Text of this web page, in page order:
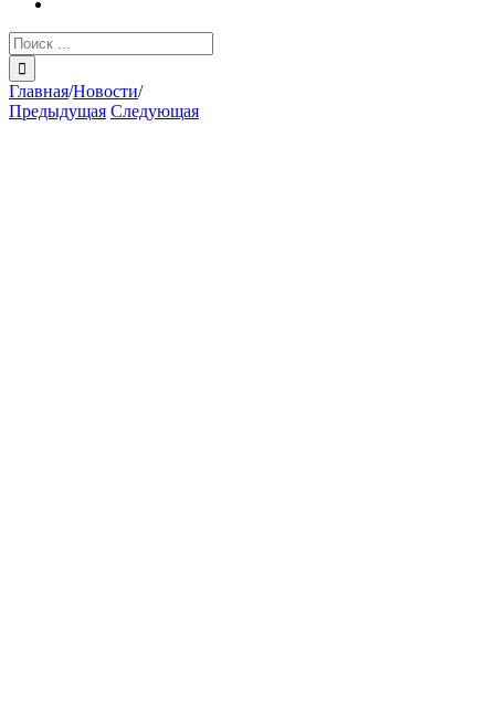
Результат
поиска:
Главная/Новости/
Предыдущая Следующая